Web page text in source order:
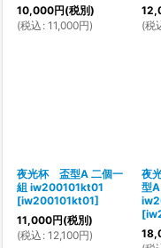
10,000円(税別)
(税込 : 11,000円)
(税
夜光杯 盃型A 二個一
組 iw200101kt01
[iw200101kt01]
11,000円(税別)
(税込 : 12,100円)
夜
型
[